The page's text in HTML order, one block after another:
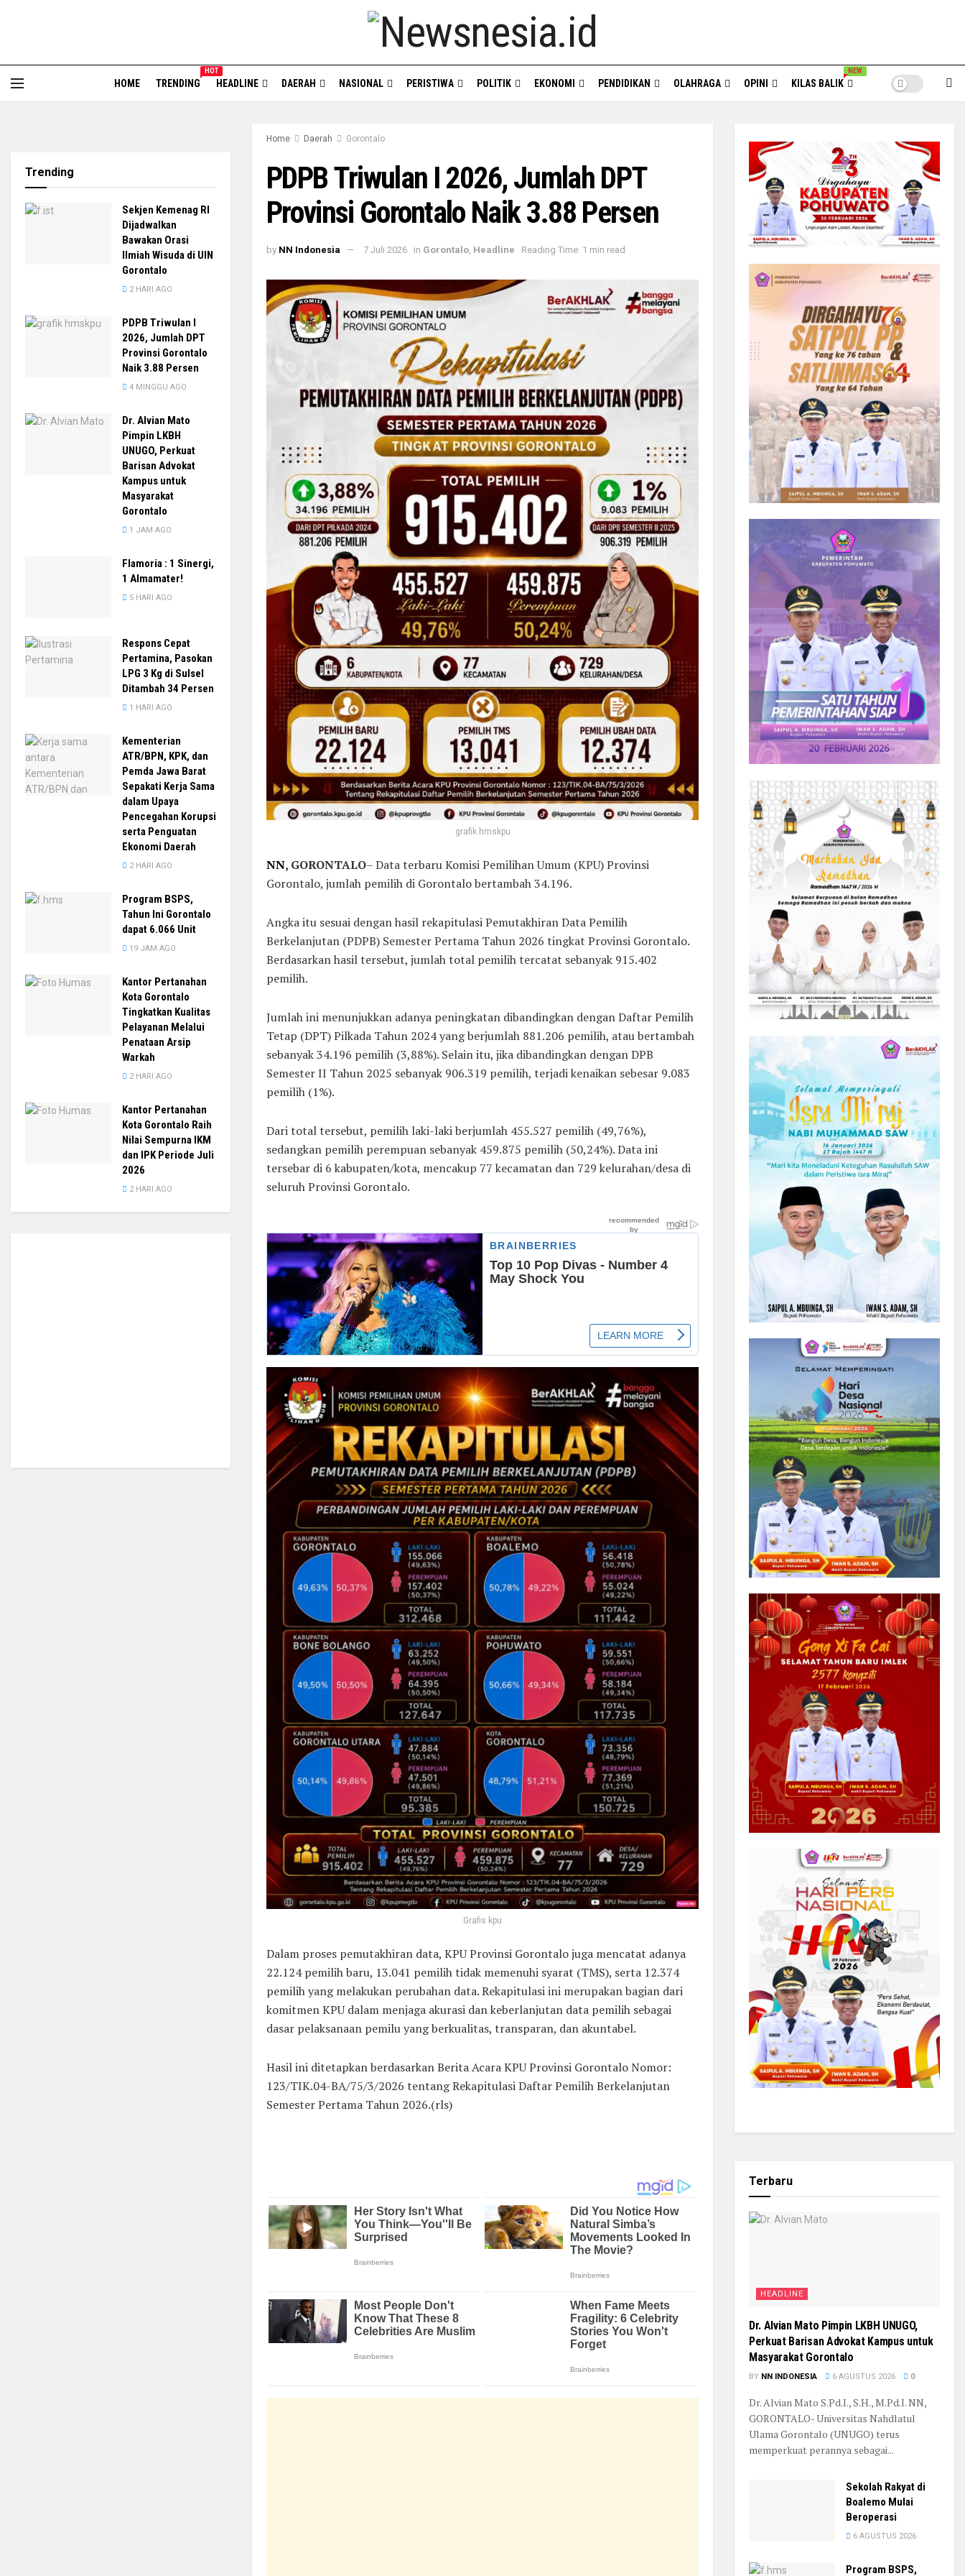
HOME TRENDING
HOT
HEADLINE DAERAH NASIONAL PERISTIWA POLITIK EKONOMI PENDIDIKAN OLAHRAGA OPINI KILAS BALIK
NEW
Home Daerah Gorontalo
PDPB Triwulan I 2026, Jumlah DPT
Provinsi Gorontalo Naik 3.88 Persen
by NN Indonesia 7 Juli 2026 in Gorontalo Headline Reading Time: 1 min read
grafik hmskpu
NN, GORONTALO– Data terbaru Komisi Pemilihan Umum (KPU) Provinsi
Gorontalo, jumlah pemilih di Gorontalo bertambah 34.196.
Angka itu sesuai dengan hasil rekapitulasi Pemutakhiran Data Pemilih
Berkelanjutan (PDPB) Semester Pertama Tahun 2026 tingkat Provinsi Gorontalo.
Berdasarkan hasil tersebut, jumlah total pemilih tercatat sebanyak 915.402
pemilih.
Jumlah ini menunjukkan adanya peningkatan dibandingkan dengan Daftar Pemilih
Tetap (DPT) Pilkada Tahun 2024 yang berjumlah 881.206 pemilih, atau bertambah
sebanyak 34.196 pemilih (3,88%). Selain itu, jika dibandingkan dengan DPB
Semester II Tahun 2025 sebanyak 906.319 pemilih, terjadi kenaikan sebesar 9.083
pemilih (1%).
Dari total tersebut, pemilih laki-laki berjumlah 455.527 pemilih (49,76%),
sedangkan pemilih perempuan sebanyak 459.875 pemilih (50,24%). Data ini
tersebar di 6 kabupaten/kota, mencakup 77 kecamatan dan 729 kelurahan/desa di
seluruh Provinsi Gorontalo.
Grafis kpu
Dalam proses pemutakhiran data, KPU Provinsi Gorontalo juga mencatat adanya
22.124 pemilih baru, 13.041 pemilih tidak memenuhi syarat (TMS), serta 12.374
pemilih yang melakukan perubahan data. Rekapitulasi ini merupakan bagian dari
komitmen KPU dalam menjaga akurasi dan keberlanjutan data pemilih sebagai
dasar pelaksanaan pemilu yang berkualitas, transparan, dan akuntabel.
Hasil ini ditetapkan berdasarkan Berita Acara KPU Provinsi Gorontalo Nomor:
123/TIK.04-BA/75/3/2026 tentang Rekapitulasi Daftar Pemilih Berkelanjutan
Semester Pertama Tahun 2026.(rls)
Trending
Sekjen Kemenag RI
Dijadwalkan
Bawakan Orasi
Ilmiah Wisuda di UIN
Gorontalo
2 HARI AGO
PDPB Triwulan I
2026, Jumlah DPT
Provinsi Gorontalo
Naik 3.88 Persen
4 MINGGU AGO
Dr. Alvian Mato
Pimpin LKBH
UNUGO, Perkuat
Barisan Advokat
Kampus untuk
Masyarakat
Gorontalo
1 JAM AGO
Flamoria : 1 Sinergi,
1 Almamater!
5 HARI AGO
Respons Cepat
Pertamina, Pasokan
LPG 3 Kg di Sulsel
Ditambah 34 Persen
1 HARI AGO
Kementerian
ATR/BPN, KPK, dan
Pemda Jawa Barat
Sepakati Kerja Sama
dalam Upaya
Pencegahan Korupsi
serta Penguatan
Ekonomi Daerah
2 HARI AGO
Program BSPS,
Tahun Ini Gorontalo
dapat 6.066 Unit
19 JAM AGO
Kantor Pertanahan
Kota Gorontalo
Tingkatkan Kualitas
Pelayanan Melalui
Penataan Arsip
Warkah
2 HARI AGO
Kantor Pertanahan
Kota Gorontalo Raih
Nilai Sempurna IKM
dan IPK Periode Juli
2026
2 HARI AGO
Terbaru
HEADLINE
Dr. Alvian Mato Pimpin LKBH UNUGO,
Perkuat Barisan Advokat Kampus untuk
Masyarakat Gorontalo
BY NN INDONESIA 6 AGUSTUS 2026 0
Dr. Alvian Mato S.Pd.I., S.H., M.Pd.I. NN,
GORONTALO- Universitas Nahdlatul
Ulama Gorontalo (UNUGO) terus
memperkuat perannya sebagai...
Sekolah Rakyat di
Boalemo Mulai
Beroperasi
6 AGUSTUS 2026
Program BSPS,